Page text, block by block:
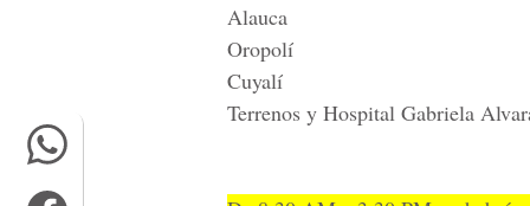
Alauca
Oropolí
Cuyalí
Terrenos y Hospital Gabriela